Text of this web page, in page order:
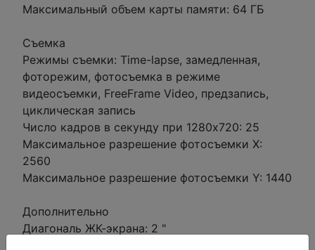
Максимальный объем карты памяти: 64 ГБ
Съемка
Режимы съемки: Time-lapse, замедленная,
фоторежим, фотосъемка в режиме
видеосъемки, FreeFrame Video, предзапись,
циклическая запись
Число кадров в секунду при 1280х720: 25
Максимальное разрешение фотосъемки X:
2560
Максимальное разрешение фотосъемки Y: 1440
Дополнительно
Диагональ ЖК-экрана: 2 "